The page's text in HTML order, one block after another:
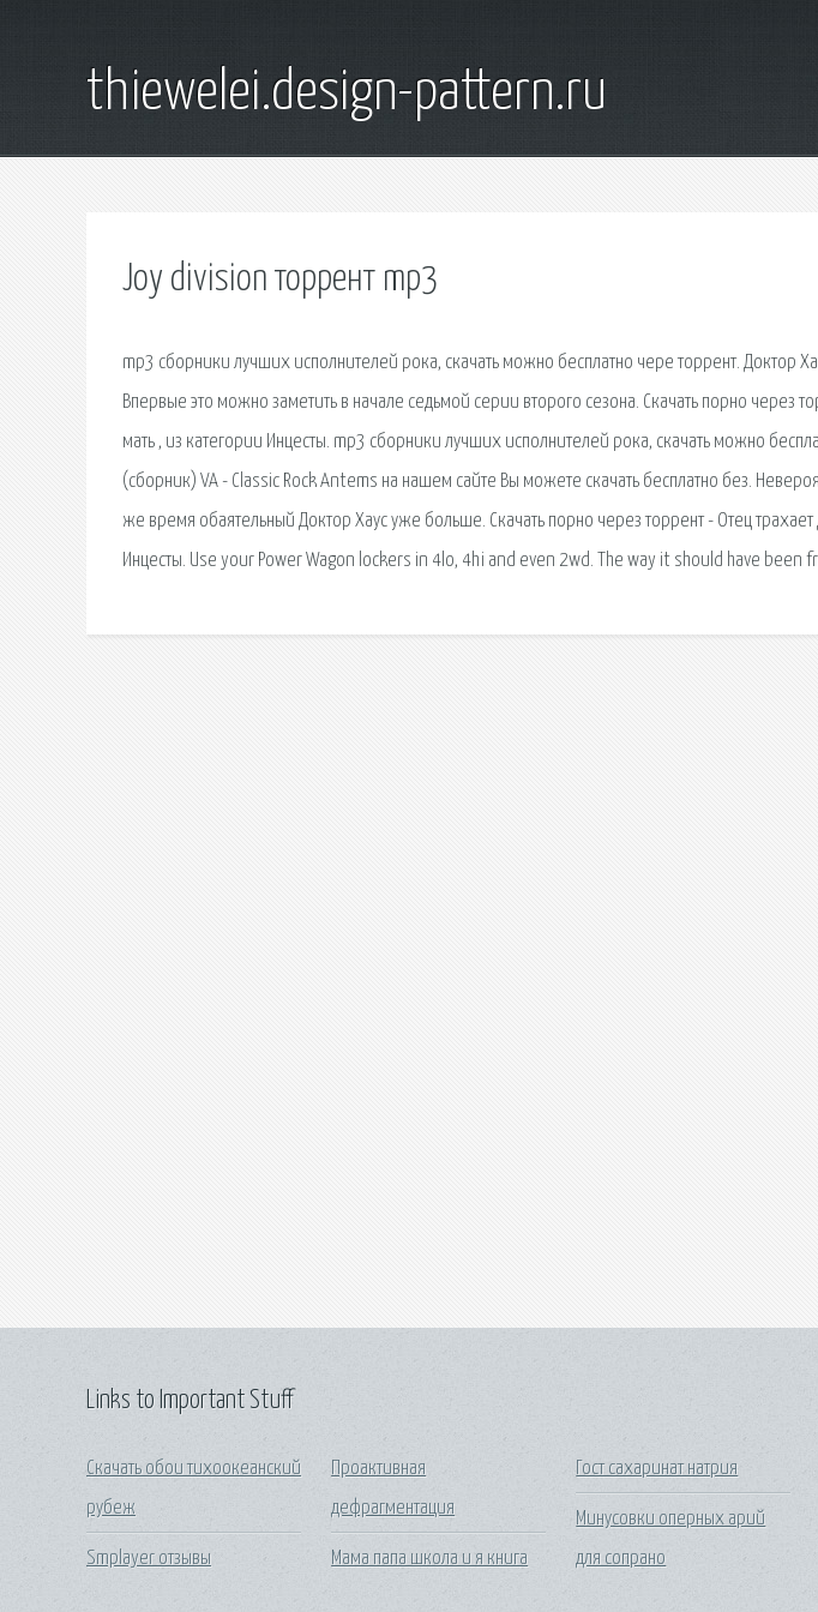
thiewelei.design-pattern.ru
Joy division торрент mp3
mp3 сборники лучших исполнителей рока, скачать можно бесплатно чере торрент. Доктор
Впервые это можно заметить в начале седьмой серии второго сезона. Скачать порно через
мать , из категории Инцесты. mp3 сборники лучших исполнителей рока, скачать можно
(сборник) VA - Classic Rock Antems на нашем сайте Вы можете скачать бесплатно без.
же время обаятельный Доктор Хаус уже больше. Скачать порно через торрент - Отец трахает
Инцесты. Use your Power Wagon lockers in 4lo, 4hi and even 2wd. The way it should have been
Links to Important Stuff
Скачать обои тихоокеанский
рубеж
Smplayer отзывы
Проактивная
дефрагментация
Мама папа школа и я книга
Гост сахаринат натрия
Минусовки оперных арий
для сопрано